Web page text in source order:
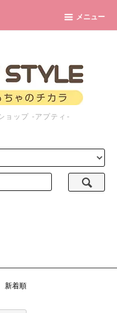
メニュー
ョップ -アプティ-
新着順